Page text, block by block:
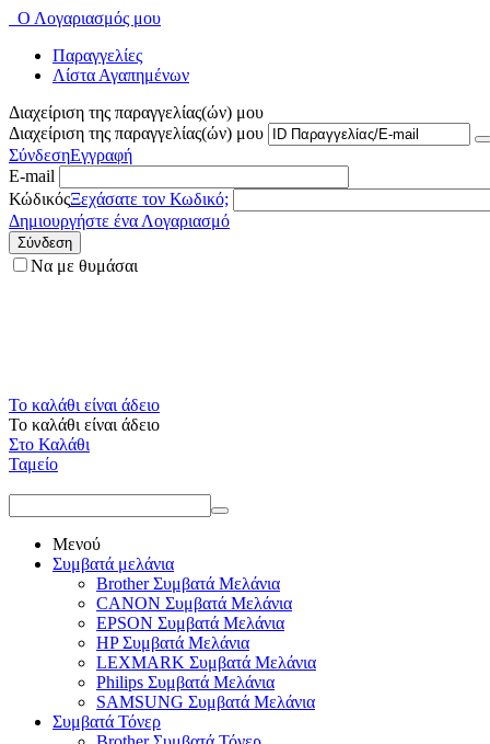
Ο Λογαριασμός μου
Παραγγελίες
Λίστα Αγαπημένων
Διαχείριση της παραγγελίας(ών) μου
Διαχείριση της παραγγελίας(ών) μου
ΣύνδεσηΕγγραφή
E-mail
ΚώδικόςΞεχάσατε τον Κωδικό;
Δημιουργήστε ένα Λογαριασμό
Σύνδεση
Να με θυμάσαι
Το καλάθι είναι άδειο
Το καλάθι είναι άδειο
Στο Καλάθι
Ταμείο
Μενού
Συμβατά μελάνια
Brother Συμβατά Μελάνια
CANON Συμβατά Μελάνια
EPSON Συμβατά Μελάνια
HP Συμβατά Μελάνια
LEXMARK Συμβατά Μελάνια
Philips Συμβατά Μελάνια
SAMSUNG Συμβατά Μελάνια
Συμβατά Τόνερ